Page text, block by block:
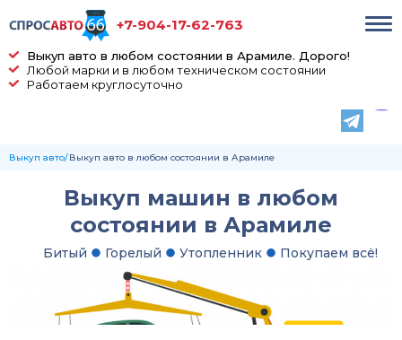
Выкуп авто в любом состоянии в Арамиле. Дорого!
Любой марки и в любом техническом состоянии
Работаем круглосуточно
+7-904-17-62-763
Выкуп авто Выкуп авто в любом состоянии в Арамиле
Выкуп машин в любом
состоянии в Арамиле
Битый Горелый Утопленник Покупаем всё!